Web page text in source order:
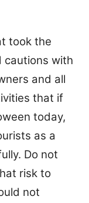
took the
cautions with
and all
that if
today,
as a
Do not
risk to
not